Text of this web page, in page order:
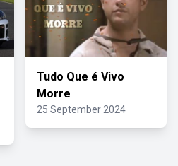
Tudo Que é Vivo
Morre
25 September 2024